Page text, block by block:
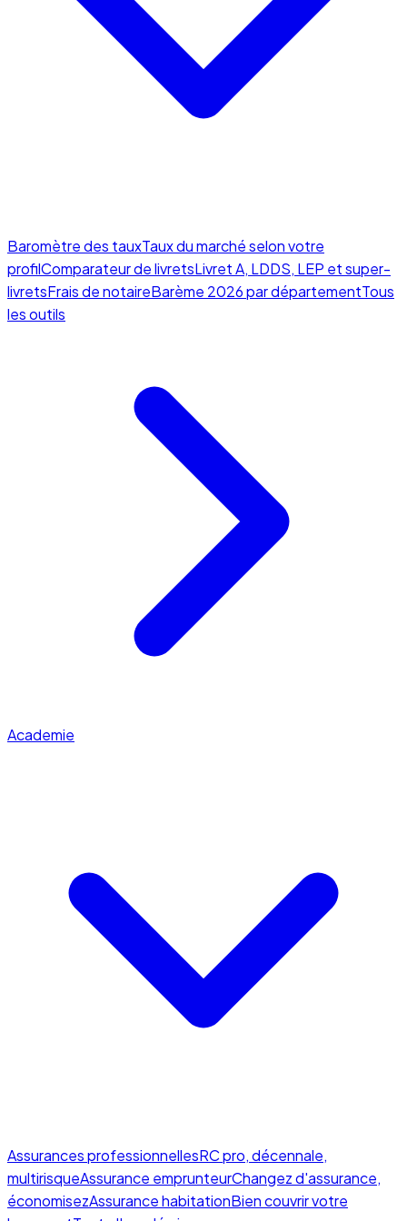
Baromètre des tauxTaux du marché selon votre
profilComparateur de livretsLivret A, LDDS, LEP et super-
livretsFrais de notaireBarème 2026 par départementTous
les outils
Academie
Assurances professionnellesRC pro, décennale,
multirisqueAssurance emprunteurChangez d'assurance,
économisezAssurance habitationBien couvrir votre